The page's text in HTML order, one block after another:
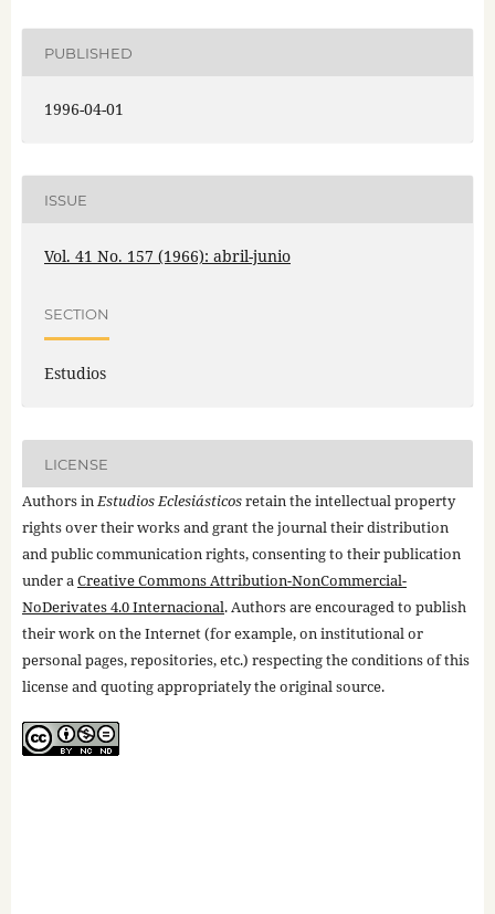
PUBLISHED
1996-04-01
ISSUE
Vol. 41 No. 157 (1966): abril-junio
SECTION
Estudios
LICENSE
Authors inEstudios Eclesiásticosretain the intellectual property
rights over their works and grant the journal their distribution
and public communication rights, consenting to their publication
under aCreative Commons Attribution-NonCommercial-
NoDerivates 4.0 Internacional. Authors are encouraged to publish
their work on the Internet (for example, on institutional or
personal pages, repositories, etc.) respecting the conditions of this
license and quoting appropriately the original source.